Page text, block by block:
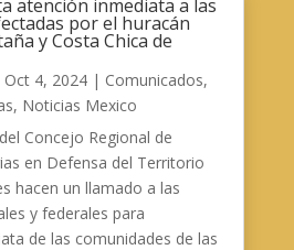
atención inmediata a las
por el huracán
y Costa Chica de
Oct 4, 2024| Comunicados,
, Noticias Mexico
Concejo Regional de
en Defensa del Territorio
hacen un llamado a las
y federales para
de las comunidades de las